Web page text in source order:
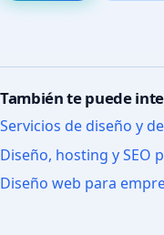
También te puede
Servicios de diseño y
Diseño, hosting y SEO
Diseño web para